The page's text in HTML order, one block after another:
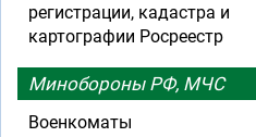
регистрации, кадастра и
картографии Росреестр
Минобороны РФ, МЧС
Военкоматы